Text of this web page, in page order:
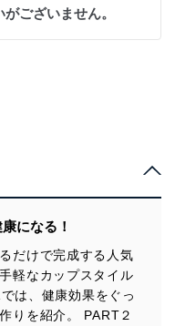
ございません。
になる！
だけで完成する人気
軽なカップスタイル
は、健康効果をぐっ
りを紹介。 PART２